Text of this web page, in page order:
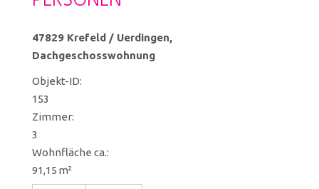
47829 Krefeld / Uerdingen,
Dachgeschosswohnung
Objekt-ID:
153
Zimmer:
3
Wohnfläche ca.:
91,15 m²